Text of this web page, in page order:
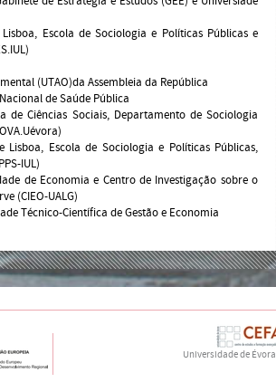
Escola de Sociologia e Políticas Públicas e
(UTAO)da Assembleia da República
de Saúde Pública
de Ciências Sociais, Departamento de Sociologia
Escola de Sociologia e Políticas Públicas,
IUL)
de Economia e Centro de Investigação sobre o
(CIEO-UALG)
Técnico-Científica de Gestão e Economia
Universidade de Évora